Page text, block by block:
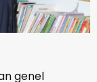
genel